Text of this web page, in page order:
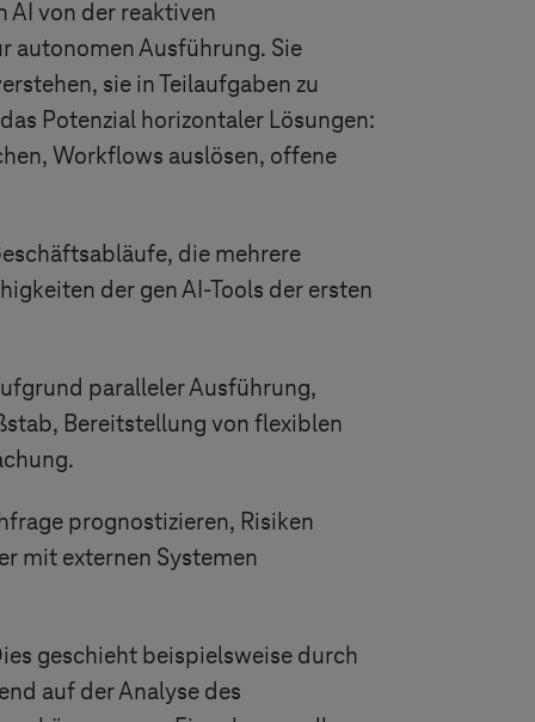
AI von der reaktiven
autonomen Ausführung. Sie
sie in Teilaufgaben zu
Potenzial horizontaler Lösungen:
Workflows auslösen, offene
die mehrere
der gen AI-Tools der ersten
paralleler Ausführung,
Bereitstellung von flexiblen
prognostizieren, Risiken
mit externen Systemen
geschieht beispielsweise durch
auf der Analyse des